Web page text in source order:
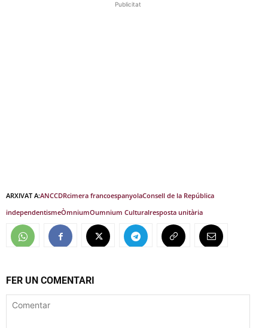
Publicitat
ARXIVAT A:ANCCDRcimera francoespanyolaConsell de la República
independentismeÒmniumOumnium Culturalresposta unitària
FER UN COMENTARI